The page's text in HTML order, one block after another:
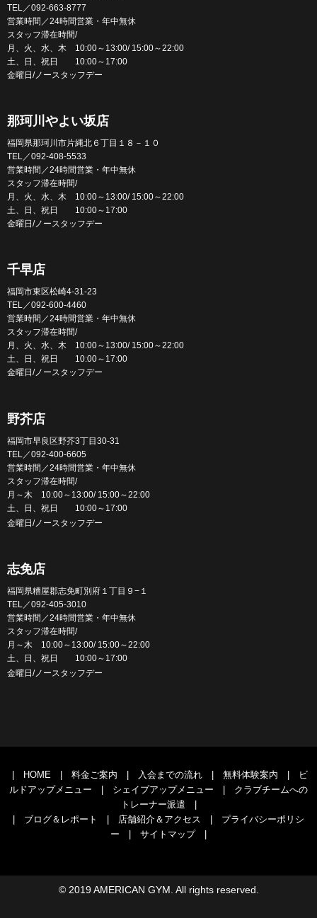
TEL／092-663-8777
営業時間／24時間営業・年中無休
スタッフ滞在時間/
月、火、水、木 10:00～13:00/ 15:00～22:00
土、日、祝日 10:00～17:00
金曜日/ノースタッフデー
那珂川やよい坂店
福岡県那珂川市片縄北６丁目１８－１０
TEL／092-408-5533
営業時間／24時間営業・年中無休
スタッフ滞在時間/
月、火、水、木 10:00～13:00/ 15:00～22:00
土、日、祝日 10:00～17:00
金曜日/ノースタッフデー
千早店
福岡市東区松崎4-31-23
TEL／092-600-4460
営業時間／24時間営業・年中無休
スタッフ滞在時間/
月、火、水、木 10:00～13:00/ 15:00～22:00
土、日、祝日 10:00～17:00
金曜日/ノースタッフデー
野芥店
福岡市早良区野芥3丁目30-31
TEL／092-400-6605
営業時間／24時間営業・年中無休
スタッフ滞在時間/
月～木 10:00～13:00/ 15:00～22:00
土、日、祝日 10:00～17:00
金曜日/ノースタッフデー
志免店
福岡県糟屋郡志免町別府１丁目９−１
TEL／092-405-3010
営業時間／24時間営業・年中無休
スタッフ滞在時間/
月～木 10:00～13:00/ 15:00～22:00
土、日、祝日 10:00～17:00
金曜日/ノースタッフデー
HOME 料金ご案内 入会までの流れ 無料体験案内
ビ
ルドアップメニュー
シェイプアップメニュー
クラブチームへの
トレーナー派遣
ブログ＆レポート 店舗紹介＆アクセス
プライバシーポリシ
ー
サイトマップ|
© 2019 AMERICAN GYM. All rights reserved.